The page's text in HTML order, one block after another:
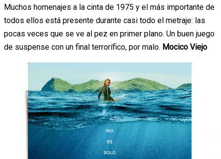
Muchos homenajes a la cinta de 1975 y el más importante de
todos ellos está presente durante casi todo el metraje: las
pocas veces que se ve al pez en primer plano. Un buen juego
de suspense con un final terrorífico, por malo. Mocico Viejo